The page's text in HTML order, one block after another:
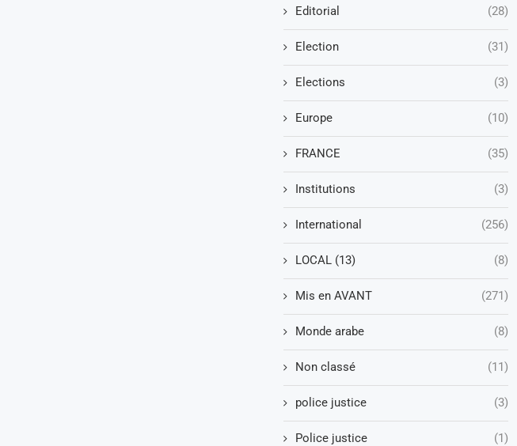
Editorial (28)
Election (31)
Elections (3)
Europe (10)
FRANCE (35)
Institutions (3)
International (256)
LOCAL (13) (8)
Mis en AVANT (271)
Monde arabe (8)
Non classé (11)
police justice (3)
Police justice (1)